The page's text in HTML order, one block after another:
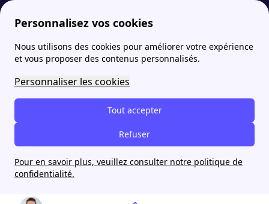
Personnalisez vos cookies
Nous utilisons des cookies pour améliorer votre expérience
et vous proposer des contenus personnalisés.
Personnaliser les cookies
Tout accepter
Refuser
Pour en savoir plus, veuillez consulter notre politique de
confidentialité.
papernest blog Après ses succès à Paris et en Île-de-France, Homeloop part à la conquête <br/> des grandes métropoles françaises
Après ses succès à Paris et
en Île-de-France, Homeloop
part à la conquête <br/>
des grandes métropoles
françaises